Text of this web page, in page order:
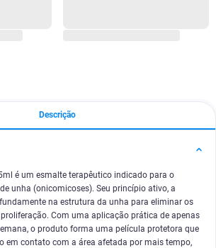
Descrição
é um esmalte terapêutico indicado para o
unha (onicomicoses). Seu princípio ativo, a
na estrutura da unha para eliminar os
Com uma aplicação prática de apenas
o produto forma uma película protetora que
em contato com a área afetada por mais tempo,